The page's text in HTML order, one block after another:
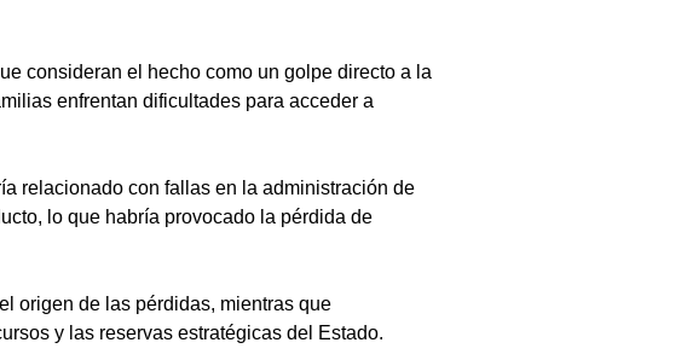
consideran el hecho como un golpe directo a la
enfrentan dificultades para acceder a
relacionado con fallas en la administración de
lo que habría provocado la pérdida de
origen de las pérdidas, mientras que
y las reservas estratégicas del Estado.